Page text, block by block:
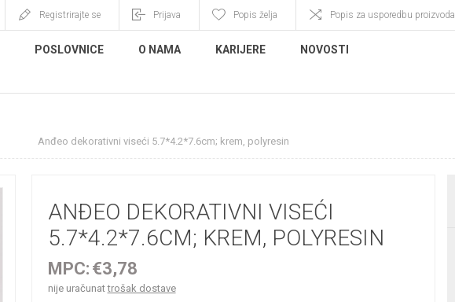
Registrirajte se Prijava Popis želja Popis za usporedbu proizvoda
POSLOVNICE O NAMA KARIJERE
NOVOSTI
Anđeo dekorativni viseći 5.7*4.2*7.6cm; krem, polyresin
ANĐEO DEKORATIVNI VISEĆI
5.7*4.2*7.6CM; KREM, POLYRESIN
MPC: €3,78
nije uračunattrošak dostave